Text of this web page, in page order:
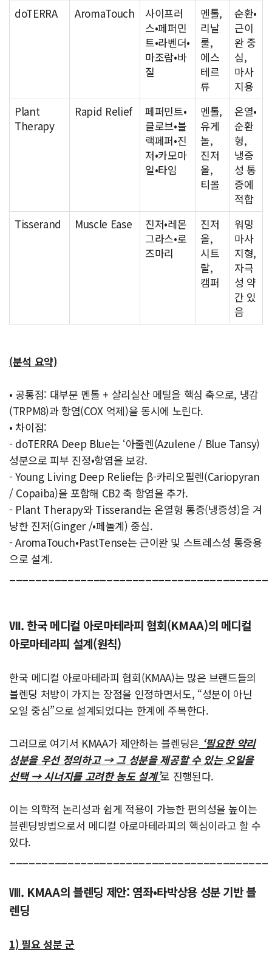
doTERRA AromaTouch
사이프러
스•페퍼민
트•라벤더•
마조람•바
질
멘톨,
리날
룰,
에스
테르
류
순환•
근이
완 중
심,
마사
지용
Plant
Therapy
Rapid Relief
페퍼민트•
클로브•블
랙페퍼•진
저•카모마
일•타임
멘톨,
유게
놀,
진저
올,
티몰
온열•
순환
형,
냉증
성 통
증에
적합
Tisserand
Muscle Ease
진저•레몬
그라스•로
즈마리
진저
올,
시트
랄,
캠퍼
워밍
마사
지형,
자극
성 약
간 있
음
(분석 요약)
• 공통점: 대부분 멘톨 + 살리실산 메틸을 핵심 축으로, 냉감
(TRPM8)과 항염(COX 억제)을 동시에 노린다.
• 차이점:
- doTERRA Deep Blue는 ‘아줄렌(Azulene / Blue Tansy)
성분으로 피부 진정•항염을 보강.
- Young Living Deep Relief는 β-카리오필렌(Cariopyran
/ Copaiba)을 포함해 CB2 축 항염을 추가.
- Plant Therapy와 Tisserand는 온열형 통증(냉증성)을 겨
냥한 진저(Ginger /•페놀계) 중심.
- AromaTouch•PastTense는 근이완 및 스트레스성 통증용
으로 설계.
Ⅶ. 한국 메디컬 아로마테라피 협회(KMAA)의 메디컬
아로마테라피 설계(원칙)
한국 메디컬 아로마테라피 협회(KMAA)는 많은 브랜드들의
블렌딩 처방이 가지는 장점을 인정하면서도, “성분이 아닌
오일 중심”으로 설계되었다는 한계에 주목한다.
그러므로 여기서 KMAA가 제안하는 블렌딩은 ‘필요한 약리
성분을 우선 정의하고 → 그 성분을 제공할 수 있는 오일을
선택 → 시너지를 고려한 농도 설계’로 진행된다.
이는 의학적 논리성과 쉽게 적용이 가능한 편의성을 높이는
블렌딩방법으로서 메디컬 아로마테라피의 핵심이라고 할 수
있다.
Ⅷ. KMAA의 블렌딩 제안: 염좌•타박상용 성분 기반 블
렌딩
1) 필요 성분 군